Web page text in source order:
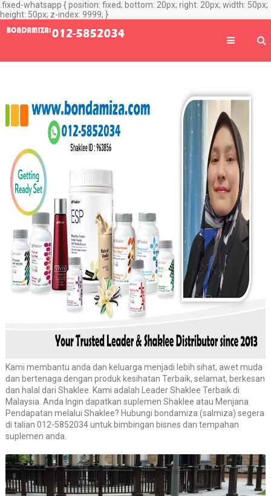
.fixed-whatsapp { position: fixed; bottom: 20px; right: 20px; width: 50px;
height: 50px; z-index: 9999; }
Kami membantu anda dan keluarga menjadi lebih sihat, awet muda
dan bertenaga dengan produk kesihatan Terbaik, selamat, berkesan
dan halal dari Shaklee. Kami adalah Leader Shaklee Terbaik di
Malaysia. Anda Ingin dapatkan suplemen Shaklee atau Menjana
Pendapatan melalui Shaklee? Hubungi bondamiza (salmiza) segera
di talian 012-5852034 untuk bimbingan bisnes dan tempahan
suplemen anda.